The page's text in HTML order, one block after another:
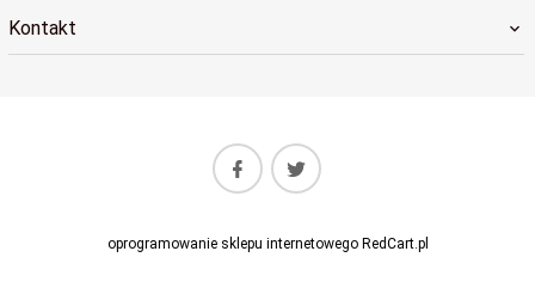
Kontakt
oprogramowanie sklepu internetowegoRedCart.pl